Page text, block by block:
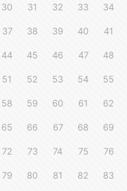
30 31 32 33 34
37 38 39 40 41
44 45 46 47 48
51 52 53 54 55
58 59 60 61 62
65 66 67 68 69
72 73 74 75 76
79 80 81 82 83